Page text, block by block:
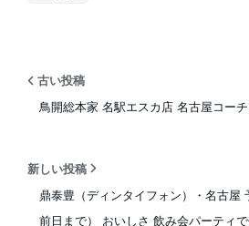
古い投稿
鳥開総本家 名駅エスカ店 名古屋コー
新しい投稿
鼎泰豊（ディンタイフォン）・名古屋
前日まで） おいしさ 飲み会パーティ